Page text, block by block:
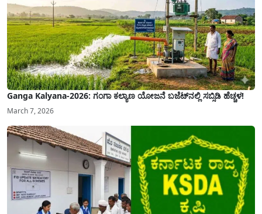
Ganga Kalyana-2026: ಗಂಗಾ ಕಲ್ಯಾಣ ಯೋಜನೆ ಬಜೆಟ್‌ನಲ್ಲಿ ಸಬ್ಸಿಡಿ ಹೆಚ್ಚಳ!
March 7, 2026